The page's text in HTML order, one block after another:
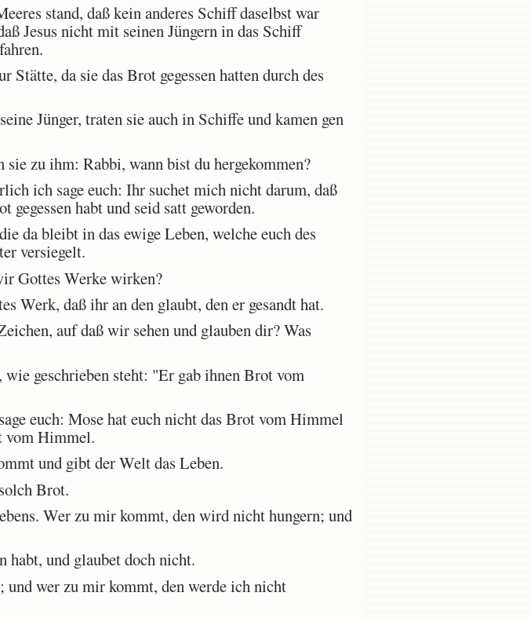
stand, daß kein anderes Schiff daselbst war
Jesus nicht mit seinen Jüngern in das Schiff
Stätte, da sie das Brot gegessen hatten durch des
Jünger, traten sie auch in Schiffe und kamen gen
sie zu ihm: Rabbi, wann bist du hergekommen?
ich sage euch: Ihr suchet mich nicht darum, daß
habt und seid satt geworden.
da bleibt in das ewige Leben, welche euch des
versiegelt.
Gottes Werke wirken?
Werk, daß ihr an den glaubt, den er gesandt hat.
auf daß wir sehen und glauben dir? Was
wie geschrieben steht: "Er gab ihnen Brot vom
euch: Mose hat euch nicht das Brot vom Himmel
vom Himmel.
und gibt der Welt das Leben.
Brot.
Wer zu mir kommt, den wird nicht hungern; und
habt, und glaubet doch nicht.
wer zu mir kommt, den werde ich nicht